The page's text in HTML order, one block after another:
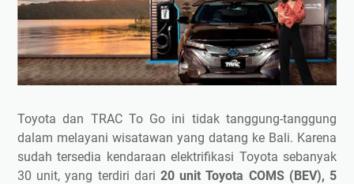
Toyota dan TRAC To Go ini tidak tanggung-tanggung
dalam melayani wisatawan yang datang ke Bali. Karena
sudah tersedia kendaraan elektrifikasi Toyota sebanyak
30 unit, yang terdiri dari 20 unit Toyota COMS (BEV), 5